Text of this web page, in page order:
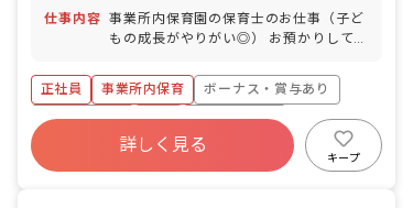
仕事内容 事業所内保育園の保育士のお仕事（子ど
もの成長がやりがい◎） お預かりしてい
す。 ・食事・睡眠・排泄・清潔・衣類の
着脱等 ・集団生活を通じた社会性の装着
・行事の計画・実行、お知らせの作成
正社員 事業所内保育
ボーナス・賞与あり
社会保険完備
有給
福利厚生充実
昇給昇進あり
産休育休制度
詳しく見る
キープ